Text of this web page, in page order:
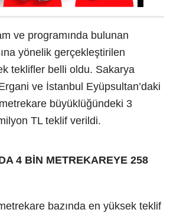
ve programında bulunan
yönelik gerçekleştirilen
teklifler belli oldu. Sakarya
ve İstanbul Eyüpsultan’daki
büyüklüğündeki 3
TL teklif verildi.
4 BİN METREKAREYE 258
bazında en yüksek teklif